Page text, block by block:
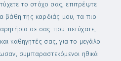
το στόχο σας, επιτρέψτε
της καρδιάς μου, τα πιο
σε σας που πετύχατε,
καθηγητές σας, για το μεγάλο
συμπαραστεκόμενοι ηθικά